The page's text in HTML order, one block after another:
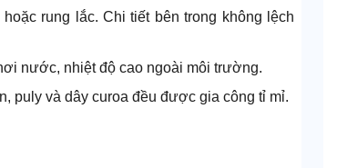
rung lắc. Chi tiết bên trong không lệch
nước, nhiệt độ cao ngoài môi trường.
puly và dây curoa đều được gia công tỉ mỉ.